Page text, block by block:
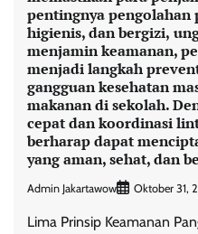
pentingnya pengolahan
higienis, dan bergizi,
menjamin keamanan,
menjadi langkah
gangguan kesehatan
makanan di sekolah.
cepat dan koordinasi
berharap dapat
yang aman, sehat, dan
Admin Jakartawow Oktober 31,
Lima Prinsip Keamanan